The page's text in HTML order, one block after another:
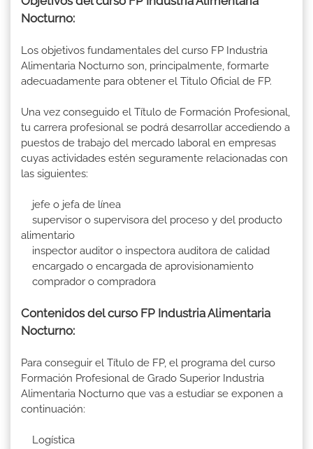
Nocturno:
Los objetivos fundamentales del curso FP Industria
Alimentaria Nocturno son, principalmente, formarte
adecuadamente para obtener el Titulo Oficial de FP.
Una vez conseguido el Título de Formación Profesional,
tu carrera profesional se podrá desarrollar accediendo a
puestos de trabajo del mercado laboral en empresas
cuyas actividades estén seguramente relacionadas con
las siguientes:
jefe o jefa de línea
supervisor o supervisora del proceso y del producto
alimentario
inspector auditor o inspectora auditora de calidad
encargado o encargada de aprovisionamiento
comprador o compradora
Contenidos del curso FP Industria Alimentaria
Nocturno:
Para conseguir el Título de FP, el programa del curso
Formación Profesional de Grado Superior Industria
Alimentaria Nocturno que vas a estudiar se exponen a
continuación:
Logística